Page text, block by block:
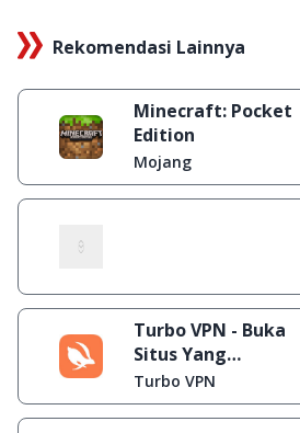
Rekomendasi Lainnya
Minecraft: Pocket
Edition
Mojang
Turbo VPN - Buka
Situs Yang
Diblokir
Turbo VPN